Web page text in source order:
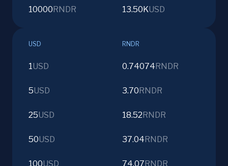
10000 RNDR 13.50KUSD
USD RNDR
1USD 0.74074 RNDR
5USD 3.70 RNDR
25USD 18.52 RNDR
50USD 37.04 RNDR
100USD 74.07 RNDR